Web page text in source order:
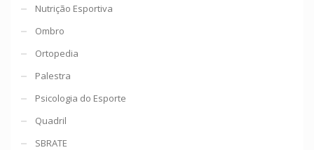
Nutrição Esportiva
Ombro
Ortopedia
Palestra
Psicologia do Esporte
Quadril
SBRATE